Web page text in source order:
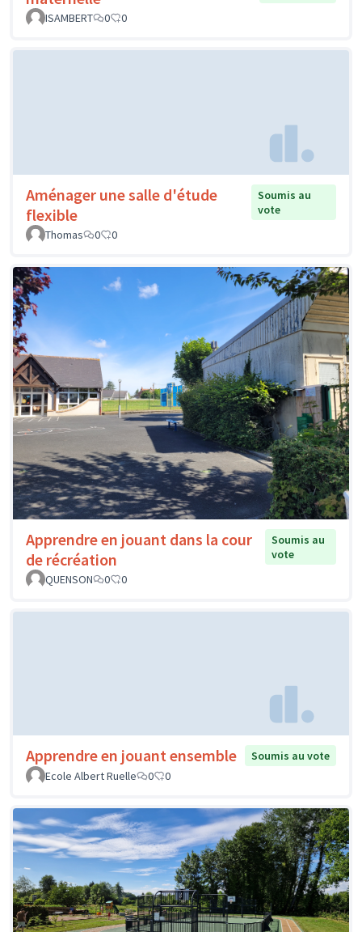
ISAMBERT
0 0
Aménager une salle d'étude
flexible
Soumis au
vote
Thomas
0 0
Apprendre en jouant dans la cour
de récréation
Soumis au
vote
QUENSON
0 0
Apprendre en jouant ensemble
Soumis au vote
Ecole Albert Ruelle
0 0